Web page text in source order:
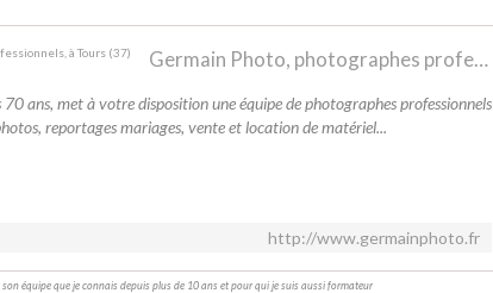
Germain Photo, photographes professionnels, à Tours (37)
ans, met à votre disposition une équipe de photographes professionnels
reportages mariages, vente et location de matériel...
http://www.germainphoto.fr
son équipe que je connais depuis plus de 10 ans et pour qui je suis aussi formateur